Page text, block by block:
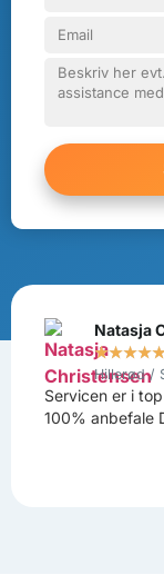
Natasja
★★★★
Hillerød /
Servicen er i
100% anbefale